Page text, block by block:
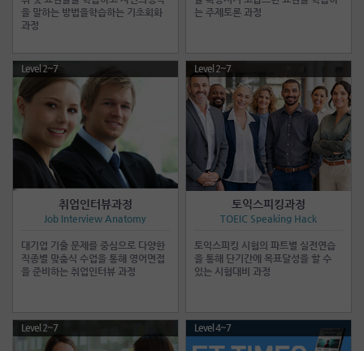
을 말하는 방법을학습하는 기초회화
과정
는 주제토론 과정
Level 2~7
취업인터뷰과정
Job Interview Anatomy
대기업 기출 문제를 중심으로 다양한
직종별 맞춤식 수업을 통해 영어면접
을 준비하는 취업인터뷰 과정
Level 2~7
토익스피킹과정
TOEIC Speaking Hack
토익스피킹 시험의 파트별 실전연습
을 통해 단기간에 목표달성을 할 수
있는 시험대비 과정
Level 2~7 Level 4~7